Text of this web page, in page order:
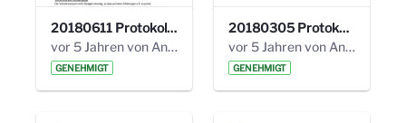
20180611 Protokoll 23. Steuerungskreis.pdf
vor 5 Jahren von Anni Schlumberger
GENEHMIGT
20180305 Protokoll 22. Steuerungskreis.pdf
vor 5 Jahren von Anni Schlumberger
GENEHMIGT